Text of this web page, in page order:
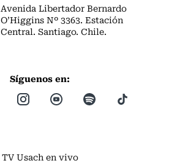
Avenida Libertador Bernardo
O’Higgins Nº 3363. Estación
Central. Santiago. Chile.
Síguenos en:
TV Usach en vivo